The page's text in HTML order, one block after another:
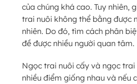
của chúng khá cao. Tuy nhiên,
trai nuôi không thể bằng được
nhiên. Do đó, tìm cách phân
đề được nhiều người quan tâm.
Ngọc trai nuôi cấy và ngọc
nhiều điểm giống nhau và nếu